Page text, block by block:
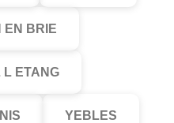
EN BRIE
L ETANG
YEBLES